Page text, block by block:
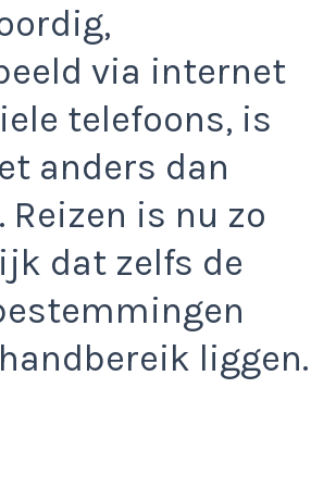
via internet
telefoons, is
anders dan
Reizen is nu zo
dat zelfs de
liggen.